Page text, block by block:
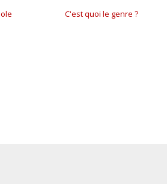
C'est quoi le genre ?